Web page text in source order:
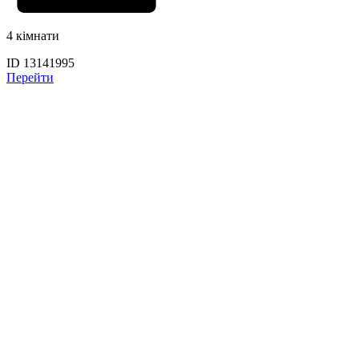
4 кімнати
ID 13141995
Перейти